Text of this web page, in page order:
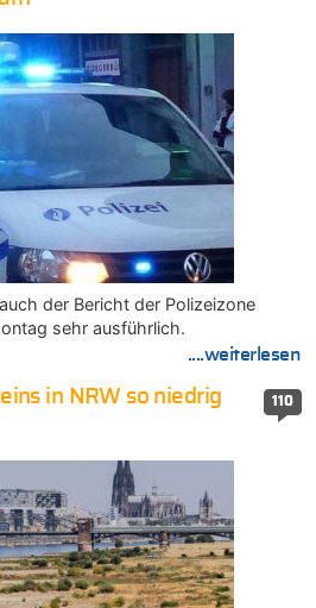
der Bericht der Polizeizone
sehr ausführlich.
....weiterlesen
110
in NRW so niedrig